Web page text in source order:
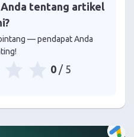
tentang artikel
— pendapat Anda
0/ 5